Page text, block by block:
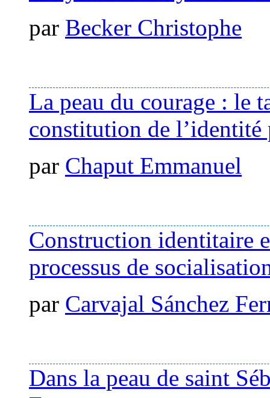
par Becker Christophe
La peau du courage : le
constitution de l’identité
par Chaput Emmanuel
Construction identitaire
processus de
par Carvajal Sánchez
Dans la peau de saint